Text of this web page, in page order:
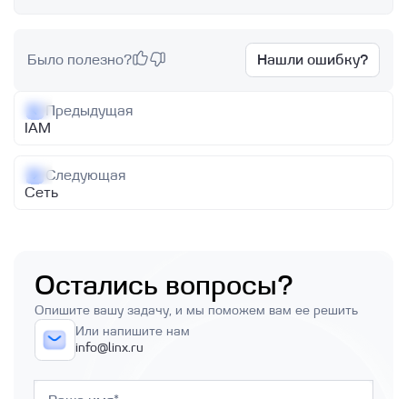
Было полезно? Нашли ошибку?
Предыдущая
IAM
Следующая
Сеть
Остались вопросы?
Опишите вашу задачу, и мы поможем вам ее решить
Или напишите нам
info@linx.ru